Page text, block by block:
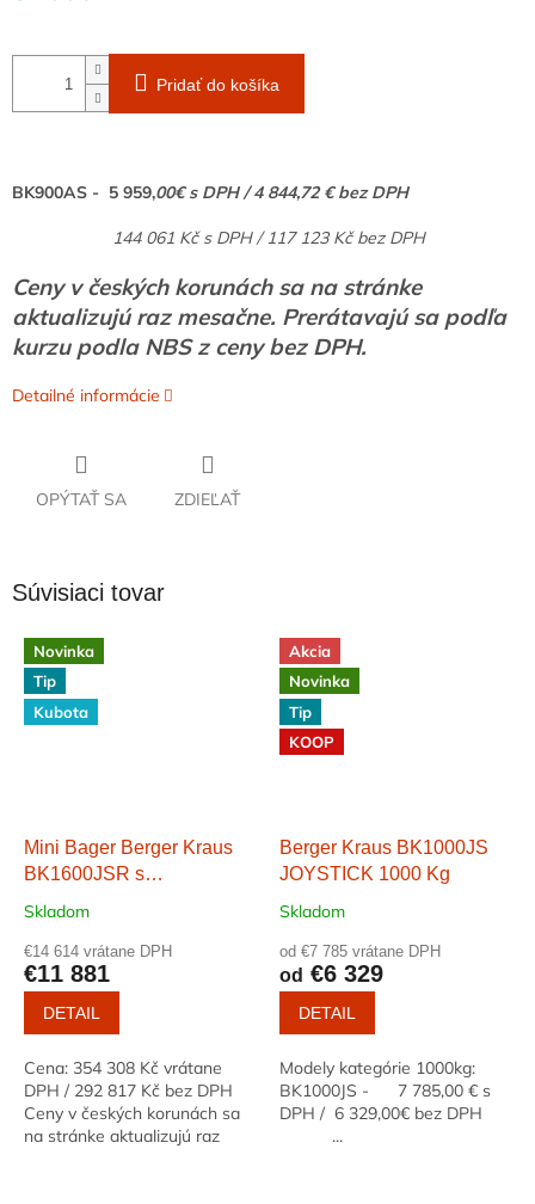
Pridať do košíka
BK900AS - 5 959,00€ s DPH / 4 844,72 € bez DPH
144 061 Kč s DPH / 117 123 Kč bez DPH
Ceny v českých korunách sa na stránke
aktualizujú raz mesačne. Prerátavajú sa podľa
kurzu podla NBS z ceny bez DPH.
Detailné informácie
OPÝTAŤ SA ZDIEĽAŤ
Súvisiaci tovar
Novinka
Tip
Kubota
Mini Bager Berger Kraus
BK1600JSR s
príslušenstvom motora
Skladom
€14 614 vrátane DPH
€11 881
DETAIL
Cena: 354 308 Kč vrátane
DPH / 292 817 Kč bez DPH
Ceny v českých korunách sa
na stránke aktualizujú raz
Akcia
Novinka
Tip
KOOP
Berger Kraus BK1000JS
JOYSTICK 1000 Kg
Skladom
od €7 785 vrátane DPH
od €6 329
DETAIL
Modely kategórie 1000kg:
BK1000JS - 7 785,00 € s
DPH / 6 329,00€ bez DPH
...